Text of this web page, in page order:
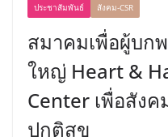
ประชาสัมพันธ์ สังคม-CSR
สมาคมเพื่อผู้บก
ใหญ่ Heart &
Center เพื่อสัง
ปกติสุข